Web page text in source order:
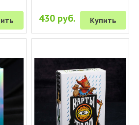
430 руб. Купить